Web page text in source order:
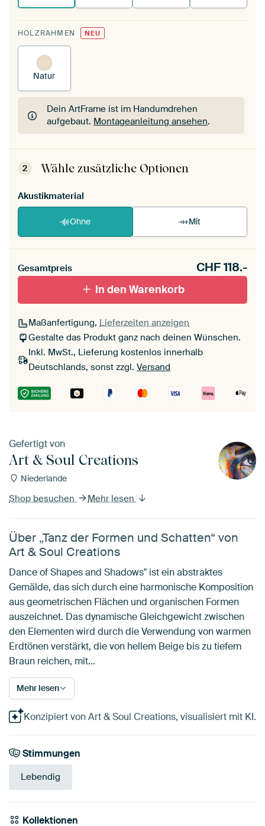
HOLZRAHMEN NEU
Natur
Dein ArtFrame ist im Handumdrehen
aufgebaut. Montageanleitung ansehen.
Dein ArtFrame ist im Handumdrehen
aufgebaut.Montageanleitung ansehen
2 Wähle zusätzliche Optionen
Akustikmaterial
Ohne Mit
Gesamtpreis CHF118.-
In den Warenkorb
Maßanfertigung, Lieferzeiten anzeigen
Gestalte das Produkt ganz nach deinen Wünschen.
Inkl. MwSt., Lieferung kostenlos innerhalb
Deutschlands, sonst zzgl. Versand
Gefertigt von
Art & Soul Creations
Niederlande
Shop besuchen Mehr lesen
Über „Tanz der Formen und Schatten“ von
Art & Soul Creations
Dance of Shapes and Shadows" ist ein abstraktes
Gemälde, das sich durch eine harmonische Komposition
aus geometrischen Flächen und organischen Formen
auszeichnet. Das dynamische Gleichgewicht zwischen
den Elementen wird durch die Verwendung von warmen
Erdtönen verstärkt, die von hellem Beige bis zu tiefem
Braun reichen, mit…
Mehr lesen
Konzipiert von Art & Soul Creations, visualisiert mit KI.
Stimmungen
Lebendig
Kollektionen